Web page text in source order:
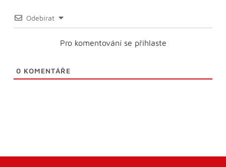
Odebírat
Pro komentování se přihlaste
0 KOMENTÁŘE